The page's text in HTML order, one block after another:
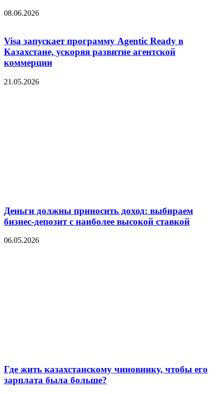
08.06.2026
Visa запускает программу Agentic Ready в
Казахстане, ускоряя развитие агентской
коммерции
21.05.2026
Деньги должны приносить доход: выбираем
бизнес-депозит с наиболее высокой ставкой
06.05.2026
Где жить казахстанскому чиновнику, чтобы его
зарплата была больше?